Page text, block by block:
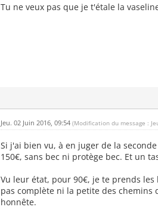
Tu ne veux pas que je t'étale la
Jeu. 02 Juin 2016, 09:54 (Modification du message :
Si j'ai bien vu, à en juger de la
150€, sans bec ni protège bec. Et un
Vu leur état, pour 90€, je te prends
pas complète ni la petite des chemins
honnête.